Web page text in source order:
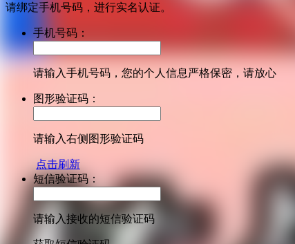
请绑定手机号码，进行实名认证。
手机号码：
请输入手机号码，您的个人信息严格保密，请放心
图形验证码：
请输入右侧图形验证码
点击刷新
短信验证码：
请输入接收的短信验证码